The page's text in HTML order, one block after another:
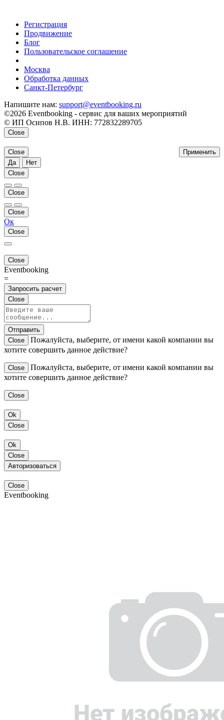
Регистрация
Продвижение
Блог
Пользовательское соглашение
Москва
Обработка данных
Санкт-Петербург
Напишите нам: support@eventbooking.ru
©2026 Eventbooking - сервис для ваших мероприятий
© ИП Осипов Н.В. ИНН: 772832289705
Close
Применить
Close
Да
Нет
Close
Close
Close
Ок
Close
Close
Eventbooking
=
Запросить расчет
Close
Отправить
Close
Пожалуйста, выберите, от имени какой компании вы
хотите совершить данное действие?
Close
Пожалуйста, выберите, от имени какой компании вы
хотите совершить данное действие?
Close
Ok
Close
Ok
Close
Авторизоваться
Close
Eventbooking